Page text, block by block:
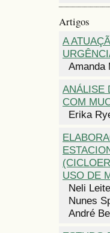
Artigos
A
Amanda
ANÁLISE
COM
Erika
USO DE
Neli
Nunes
André